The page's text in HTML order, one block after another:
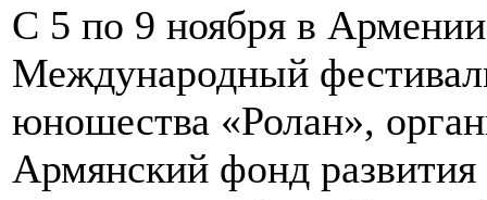
С 5 по 9 ноября в
Международный
юношества «Ролан»,
Армянский фонд развития